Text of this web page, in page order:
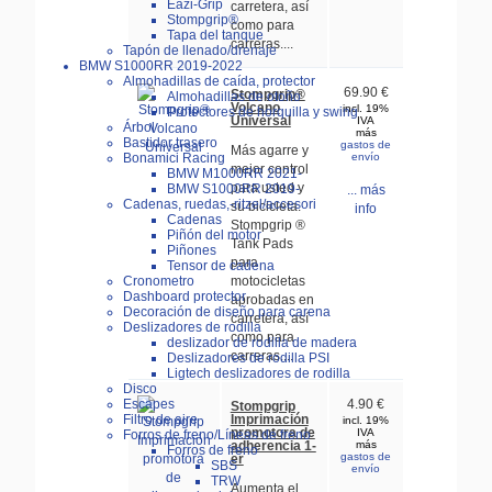
Eazi-Grip
Stompgrip®
Tapa del tanque
Tapón de llenado/drenaje
BMW S1000RR 2019-2022
Almohadillas de caída, protector
Almohadillas de otoño
Protectores de horquilla y swing
Árbol
Bastidor trasero
Bonamici Racing
BMW M1000RR 2021-
BMW S1000RR 2019-
Cadenas, ruedas,-ritzel/accesori
Cadenas
Piñón del motor
Piñones
Tensor de cadena
Cronometro
Dashboard protector
Decoración de diseño para carena
Deslizadores de rodilla
deslizador de rodilla de madera
Deslizadores de rodilla PSI
Ligtech deslizadores de rodilla
Disco
Escapes
Filtro de aire
Forros de freno/Líneas de freno
Forros de freno
SBS
TRW
carretera, así
como para
carreras....
Stompgrip®
Volcano
Universal
Más agarre y
mejor control
para usted y
su bicicleta.
Stompgrip ®
Tank Pads
para
motocicletas
aprobadas en
carretera, así
como para
carreras....
69.90 €
incl. 19%
IVA
más
gastos de
envío
... más
info
Stompgrip
Imprimación
promotora de
adherencia 1-
er
4.90 €
incl. 19%
IVA
más
gastos de
envío